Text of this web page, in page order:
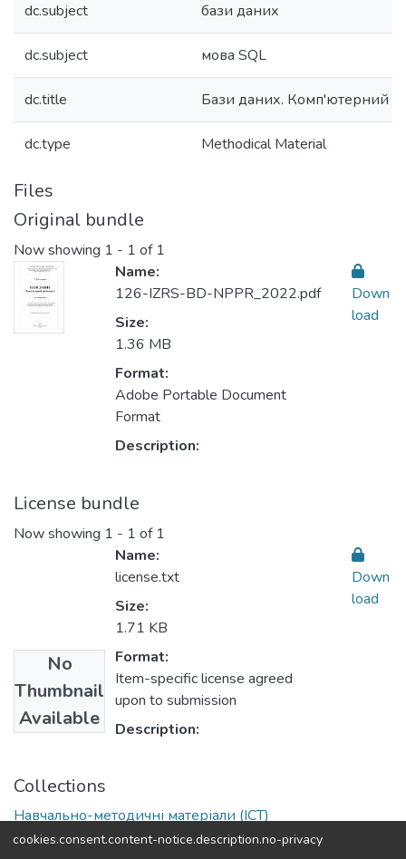
dc.subject бази даних
dc.subject мова SQL
dc.title Бази даних. Комп'ютерний
dc.type Methodical Material
Files
Original bundle
Now showing 1 - 1 of 1
Name:
126-IZRS-BD-NPPR_2022.pdf
Size:
1.36 MB
Format:
Adobe Portable Document
Format
Description:
Down
load
License bundle
Now showing 1 - 1 of 1
No
Thumbnail
Available
Name:
license.txt
Size:
1.71 KB
Format:
Item-specific license agreed
upon to submission
Description:
Down
load
Collections
Навчально-методичні матеріали (ІСТ)
cookies.consent.content-notice.description.no-privacy